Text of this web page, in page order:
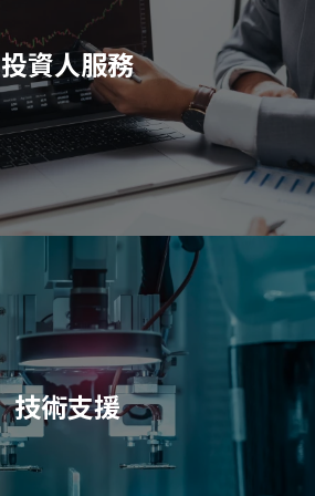
投資人服務
技術支援